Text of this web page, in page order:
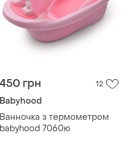
450 грн 12
Babyhood
Ванночка з термометром
babyhood 7060ю